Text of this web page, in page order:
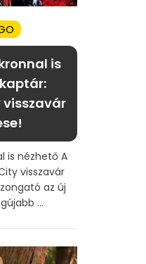
is
visszavár
is nézhető A
visszavár
az új
...